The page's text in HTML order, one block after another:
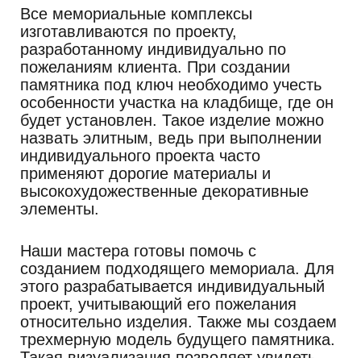
Все мемориальные комплексы
изготавливаются по проекту,
разработанному индивидуально по
пожеланиям клиента. При создании
памятника под ключ необходимо учесть
особенности участка на кладбище, где он
будет установлен. Такое изделие можно
назвать элитным, ведь при выполнении
индивидуального проекта часто
применяют дорогие материалы и
высокохудожественные декоративные
элементы.
Наши мастера готовы помочь с
созданием подходящего мемориала. Для
этого разрабатывается индивидуальный
проект, учитывающий его пожелания
относительно изделия. Также мы создаем
трехмерную модель будущего памятника.